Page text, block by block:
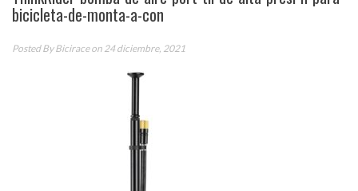
bicicleta-de-monta-a-con
Posted ByBiciraceon 24 diciembre, 2021